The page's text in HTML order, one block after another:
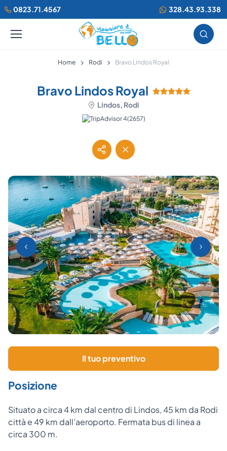
0823.71.4567 328.43.93.338
Home Rodi Bravo Lindos Royal
Bravo Lindos Royal
Lindos, Rodi
(2657)
Il tuo preventivo
Posizione
Situato a circa 4 km dal centro di Lindos, 45 km da Rodi
città e 49 km dall’aeroporto. Fermata bus di linea a
circa 300 m.